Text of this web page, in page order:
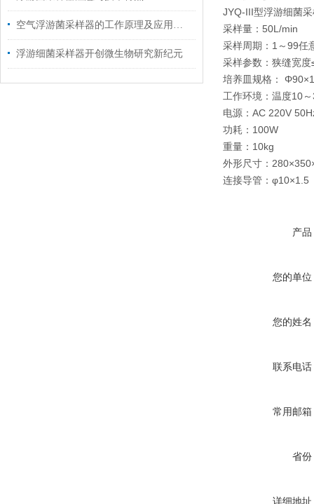
空气浮游菌采样器的工作原理及应用研究
浮游细菌采样器开创微生物研究新纪元
JYQ-III型浮游细菌
采样量：50L/min
采样周期：1～99任
采样参数：狭缝宽
培养皿规格：
工作环境：温度10
电源：AC 220V
功耗：100W
重量：10kg
外形尺寸：
连接导管：φ10×1.5
产品
您的单位
您的姓名
联系电话
常用邮箱
省份
详细地址